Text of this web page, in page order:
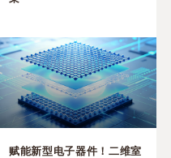
赋能新型电子器件！二维室